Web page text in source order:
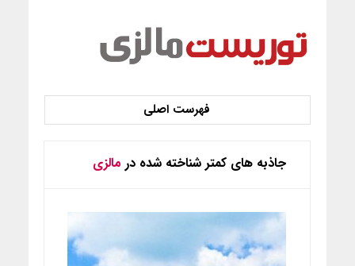
جاذبه های کمتر شناخته شده در مالزی